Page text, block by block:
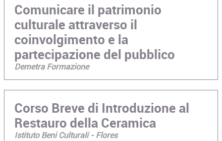
Comunicare il patrimonio
culturale attraverso il
coinvolgimento e la
partecipazione del pubblico
Demetra Formazione
Corso Breve di Introduzione al
Restauro della Ceramica
Istituto Beni Culturali - Flores